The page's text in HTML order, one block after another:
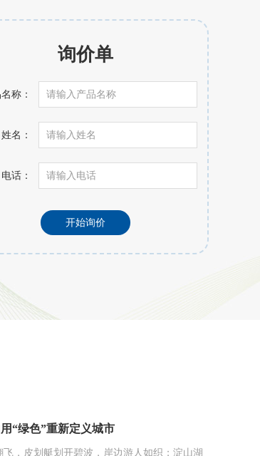
询价单
称：
姓名：
电话：
开始询价
“绿色”重新定义城市
，皮划艇划开碧波，岸边游人如织；淀山湖